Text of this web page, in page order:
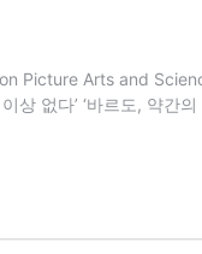
Picture Arts and
상 없다’ ‘바르도, 약간